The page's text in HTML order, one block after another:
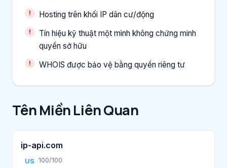
Hosting trên khối IP dân cư/động
Tín hiệu kỹ thuật một mình không chứng minh
quyền sở hữu
WHOIS được bảo vệ bằng quyền riêng tư
Tên Miền Liên Quan
ip-api.com
US 100/100